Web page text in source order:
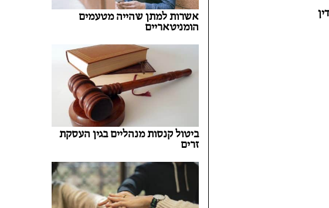
אשרות למתן שהייה מטעמים
הומניטאריים
ביטול קנסות מנהליים בגין העסקת
זרים